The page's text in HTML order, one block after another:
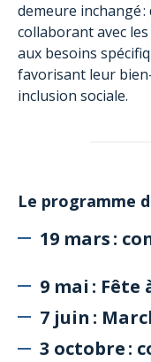
demeure inchangé
collaborant avec
aux besoins
favorisant leur
inclusion sociale.
Le programme
19 mars :
9 mai : Fête
7 juin :
3 octobre :